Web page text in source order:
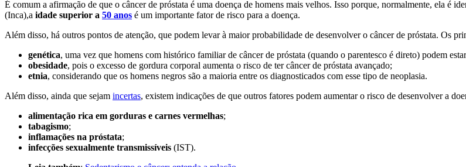
É comum a afirmação de que o câncer de próstata é uma doença de homens mais velhos. Isso porque, normalmente, ela é
(Inca),a idade superior a 50 anos é um importante fator de risco para a doença.
Além disso, há outros pontos de atenção, que podem levar à maior probabilidade de desenvolver o câncer de próstata. Os
genética, uma vez que homens com histórico familiar de câncer de próstata (quando o parentesco é direto) podem
obesidade, pois o excesso de gordura corporal aumenta o risco de ter câncer de próstata avançado;
etnia, considerando que os homens negros são a maioria entre os diagnosticados com esse tipo de neoplasia.
Além disso, ainda que sejam incertas, existem indicações de que outros fatores podem aumentar o risco de desenvolver a
alimentação rica em gorduras e carnes vermelhas;
tabagismo;
inflamações na próstata;
infecções sexualmente transmissíveis (IST).